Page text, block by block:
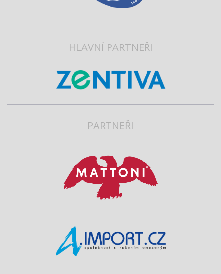
HLAVNÍ PARTNEŘI
PARTNEŘI